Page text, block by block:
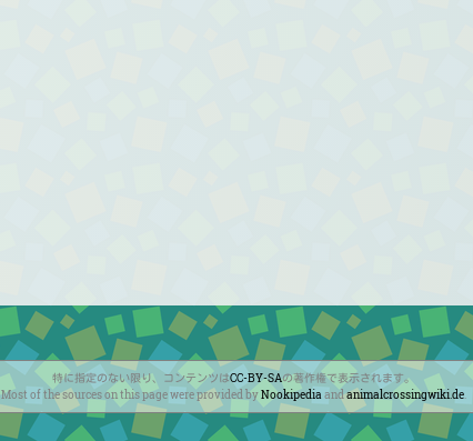
特に指定のない限り、コンテンツはCC-BY-SAの著作権で表示されます。
Most of the sources on this page were provided byNookipedia andanimalcrossingwiki.de.